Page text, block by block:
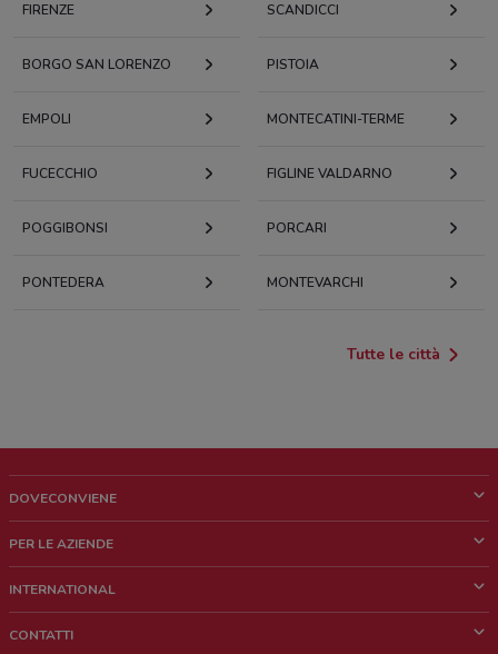
FIRENZE SCANDICCI
BORGO SAN LORENZO PISTOIA
EMPOLI MONTECATINI-TERME
FUCECCHIO FIGLINE VALDARNO
POGGIBONSI PORCARI
PONTEDERA MONTEVARCHI
Tutte le città
DOVECONVIENE
Chi siamo
Lavora con noi
PER LE AZIENDE
Richieste commerciali e marketing
INTERNATIONAL
CONTATTI